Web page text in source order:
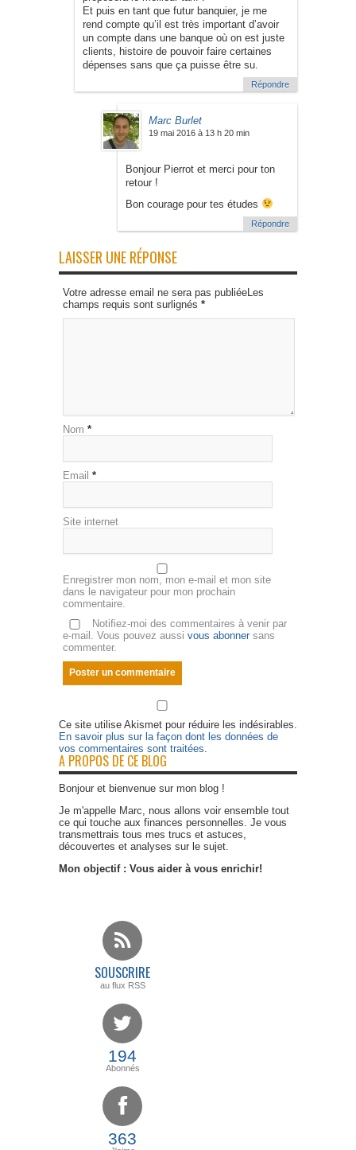
Et puis en tant que futur banquier, je me
rend compte qu’il est très important d’avoir
un compte dans une banque où on est juste
clients, histoire de pouvoir faire certaines
dépenses sans que ça puisse être su.
Répondre
Marc Burlet
19 mai 2016 à 13 h 20 min
Bonjour Pierrot et merci pour ton
retour !
Bon courage pour tes études
Répondre
LAISSER UNE RÉPONSE
Votre adresse email ne sera pas publiéeLes
champs requis sont surlignés *
Nom *
Email *
Site internet
Enregistrer mon nom, mon e-mail et mon site
dans le navigateur pour mon prochain
commentaire.
Notifiez-moi des commentaires à venir par
e-mail. Vous pouvez aussi vous abonner sans
commenter.
Ce site utilise Akismet pour réduire les indésirables.
En savoir plus sur la façon dont les données de
vos commentaires sont traitées
A PROPOS DE CE BLOG
Bonjour et bienvenue sur mon blog !
Je m'appelle Marc, nous allons voir ensemble tout
ce qui touche aux finances personnelles. Je vous
transmettrais tous mes trucs et astuces,
découvertes et analyses sur le sujet.
Mon objectif : Vous aider à vous enrichir!
SOUSCRIRE
au flux RSS
194
Abonnés
363